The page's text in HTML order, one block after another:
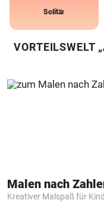
Solitär
VORTEILSWELT
Kreativer Malspaß für